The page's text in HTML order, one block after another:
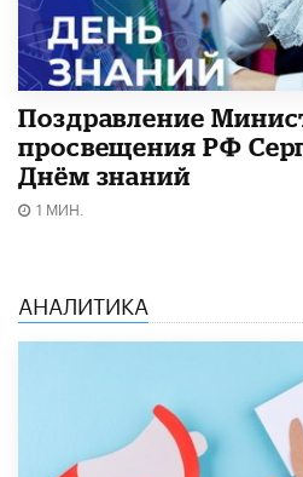
Поздравление
просвещения РФ
Днём знаний
1 МИН.
АНАЛИТИКА